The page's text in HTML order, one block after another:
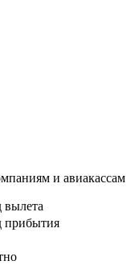
и авиакассам
вылета
прибытия